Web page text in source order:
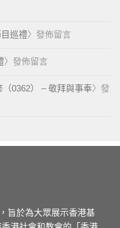
巡禮〉發佈留言
〉發佈留言
0362） – 敬拜與事奉〉發
旨於為大眾展示香港基